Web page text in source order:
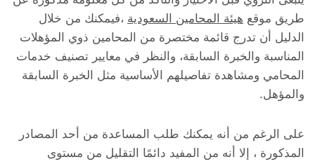
طريق موقع هيئة المحامين السعودية ،فيمكنك من خلال
الدليل أن تدرج قائمة مختصرة من المحامين ذوي المؤهلات
المناسبة والخبرة السابقة، والنظر في معايير تصنيف خدمات
المحامي ومشاهدة تفاصيلهم الأساسية مثل الخبرة السابقة
والمؤهل.
على الرغم من أنه يمكنك طلب المساعدة من أحد المصادر
المذكورة ، إلا أنه من المفيد دائمًا التقليل من مستوى